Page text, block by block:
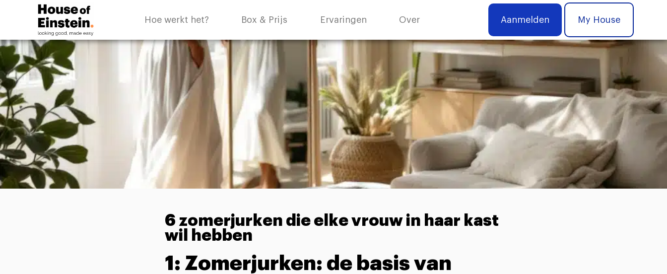
Hoe werkt het? Box & Prijs Ervaringen Over Aanmelden My House
6 zomerjurken die elke vrouw in haar kast
wil hebben
1: Zomerjurken: de basis van